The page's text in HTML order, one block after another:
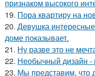
признаком высокого
19. Пора квартиру на
20. Девушка
доме показывает.
21. Ну разве это не
22. Необычный дизайн -
23. Мы представим, что